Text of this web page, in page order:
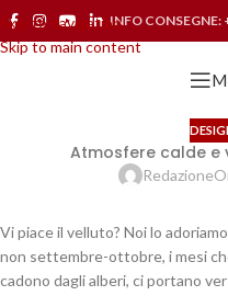
Skip to navigation
Skip to main content
INFO CONSEGNE:
Atmosfere calde e
Redazione
Vi piace il velluto? Noi lo
non settembre-ottobre, i mesi
cadono dagli alberi, ci portano